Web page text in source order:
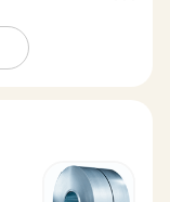
Filtrera